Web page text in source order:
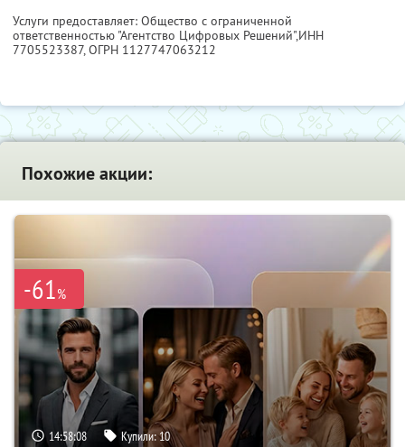
Услуги предоставляет: Общество с ограниченной
ответственностью "Агентство Цифровых Решений",ИНН
7705523387, ОГРН 1127747063212
Похожие акции:
-61%
14:58:08 Купили:10